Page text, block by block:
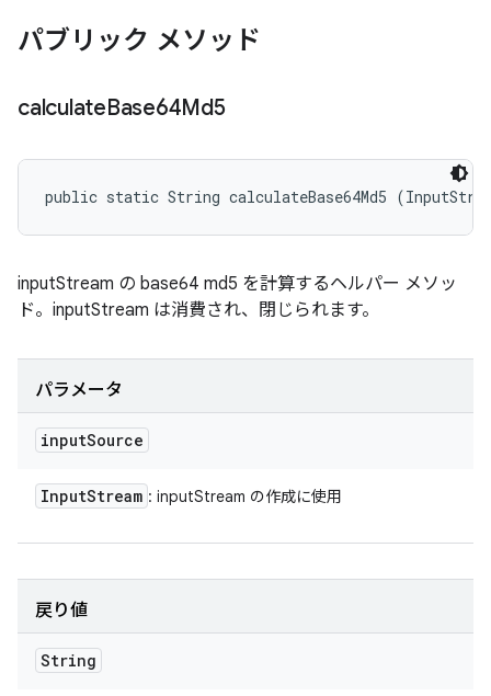
パブリック メソッド
calculateBase64Md5
public static String calculateBase64Md5
inputStream の base64 md5 を計算するヘルパー メソッ
ド。inputStream は消費され、閉じられます。
パラメータ
inputSource
InputStream : inputStream の作成に使用
戻り値
String